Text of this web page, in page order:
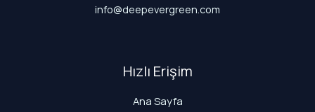
info@deepevergreen.com
Hızlı Erişim
Ana Sayfa